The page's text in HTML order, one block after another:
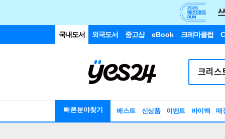
국내도서 외국도서 중고샵 eBook 크레마클럽
빠른분야찾기 베스트 신상품 이벤트 바이백 매